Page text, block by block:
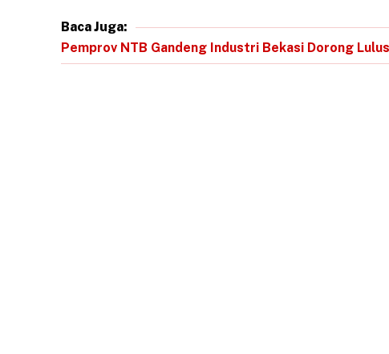
Baca Juga:
Pemprov NTB Gandeng Industri Bekasi Dorong